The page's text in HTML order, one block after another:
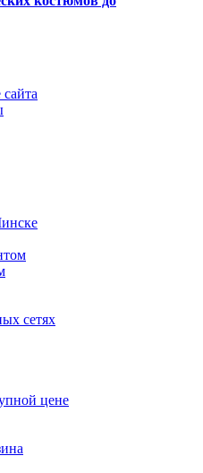
сетях
цене